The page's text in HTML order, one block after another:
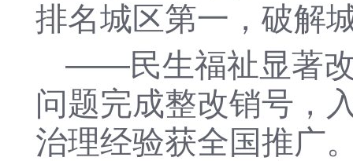
排名城区第一， 破解
——民生福祉显著
问题完成整改销号 ，
治理经验获全国推广